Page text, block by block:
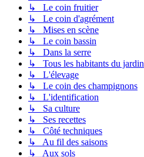
↳ Le coin fruitier
↳ Le coin d'agrément
↳ Mises en scène
↳ Le coin bassin
↳ Dans la serre
↳ Tous les habitants du jardin
↳ L'élevage
↳ Le coin des champignons
↳ L'identification
↳ Sa culture
↳ Ses recettes
↳ Côté techniques
↳ Au fil des saisons
↳ Aux sols